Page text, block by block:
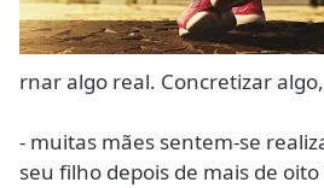
rnar algo real. Concretizar
- muitas mães sentem-se
seu filho depois de mais de oito